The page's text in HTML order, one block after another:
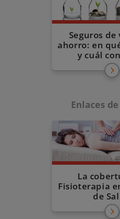
Seguros de
ahorro: en
y cuál
Enlaces
La
Fisioterapia
de